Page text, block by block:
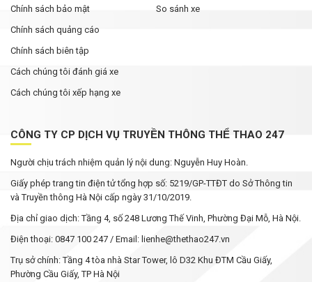
Chính sách bảo mật
Chính sách quảng cáo
Chính sách biên tập
Cách chúng tôi đánh giá xe
Cách chúng tôi xếp hạng xe
So sánh xe
CÔNG TY CP DỊCH VỤ TRUYỀN THÔNG THỂ THAO 247
Người chịu trách nhiệm quản lý nội dung: Nguyễn Huy Hoàn.
Giấy phép trang tin điện tử tổng hợp số: 5219/GP-TTĐT do Sở Thông tin
và Truyền thông Hà Nội cấp ngày 31/10/2019.
Địa chỉ giao dịch: Tầng 4, số 248 Lương Thế Vinh, Phường Đại Mỗ, Hà Nội.
Điện thoại: 0847 100 247 / Email: lienhe@thethao247.vn
Trụ sở chính: Tầng 4 tòa nhà Star Tower, lô D32 Khu ĐTM Cầu Giấy,
Phường Cầu Giấy, TP Hà Nội